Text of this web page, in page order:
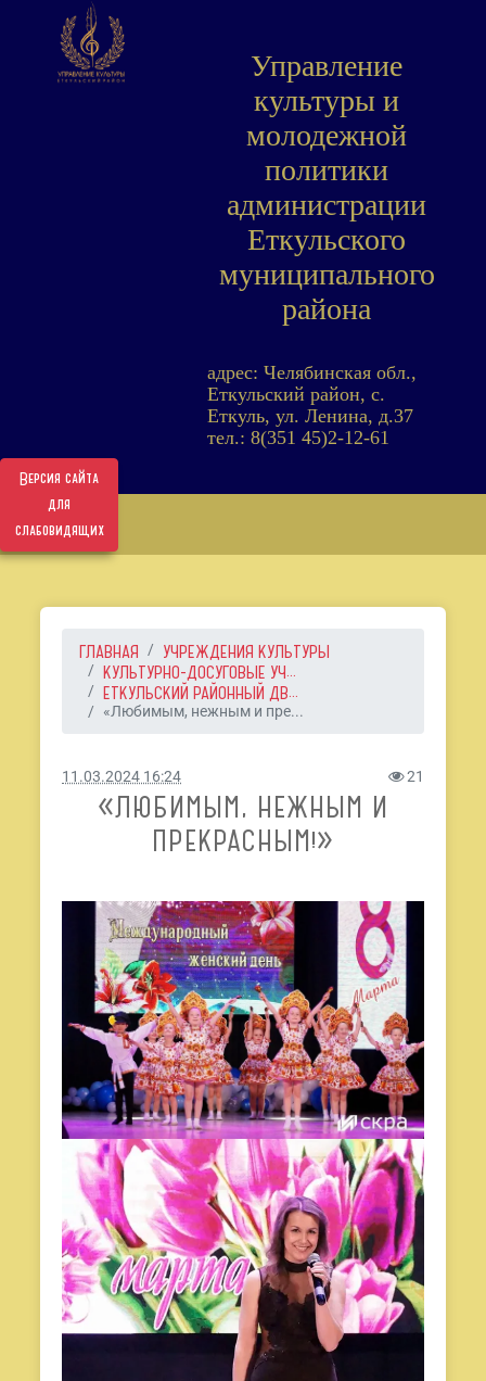
Версия сайта
для
слабовидящих
Управление
культуры и
молодежной
политики
администрации
Еткульского
муниципального
района
адрес: Челябинская обл.,
Еткульский район, с.
Еткуль, ул. Ленина, д.37
тел.: 8(351 45)2-12-61
ГЛАВНАЯ
УЧРЕЖДЕНИЯ КУЛЬТУРЫ
КУЛЬТУРНО-ДОСУГОВЫЕ УЧ...
ЕТКУЛЬСКИЙ РАЙОННЫЙ ДВ...
«Любимым, нежным и пре...
11.03.2024 16:24 21
«ЛЮБИМЫМ, НЕЖНЫМ И
ПРЕКРАСНЫМ!»